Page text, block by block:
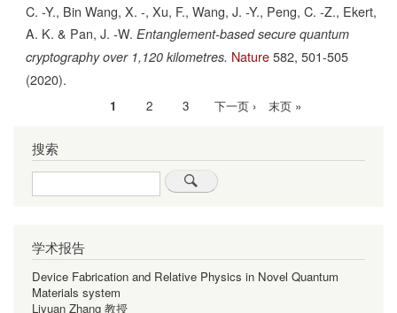
C. -Y., Bin Wang, X. -, Xu, F., Wang, J. -Y., Peng, C. -Z., Ekert,
A. K. & Pan, J. -W. Entanglement-based secure quantum
cryptography over 1,120 kilometres. Nature 582, 501-505
(2020).
当1 Page
2 Page
3
下
下一页 ›
末
末页 »
搜索
Search
学术报告
Device Fabrication and Relative Physics in Novel Quantum
Materials system
Liyuan Zhang 教授